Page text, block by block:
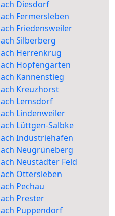
Diesdorf
Fermersleben
Friedensweiler
Silberberg
Herrenkrug
Hopfengarten
Kannenstieg
Kreuzhorst
Lemsdorf
Lindenweiler
Lüttgen-Salbke
Industriehafen
Neugrüneberg
Neustädter Feld
Ottersleben
Pechau
Prester
Puppendorf